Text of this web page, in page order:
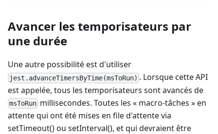
Avancer les temporisateurs par
une durée
Une autre possibilité est d'utiliser
jest.advanceTimersByTime(msToRun) . Lorsque cette API
est appelée, tous les temporisateurs sont avancés de
msToRun millisecondes. Toutes les « macro-tâches » en
attente qui ont été mises en file d'attente via
setTimeout() ou setInterval(), et qui devraient être